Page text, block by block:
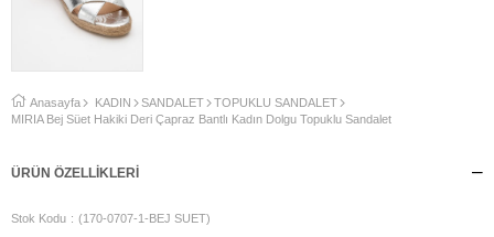
Anasayfa KADIN SANDALET
TOPUKLU SANDALET
MİRİA Bej Süet Hakiki Deri Çapraz Bantlı Kadın Dolgu Topuklu Sandalet
ÜRÜN ÖZELLIKLERI
Stok Kodu (170-0707-1-BEJ SUET)